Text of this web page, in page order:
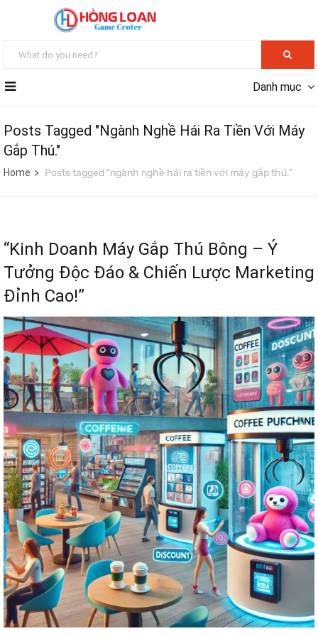
Danh mục
Posts Tagged "ngành Nghề Hái Ra Tiền Với Máy
Gắp Thú."
Home Posts tagged "ngành nghề hái ra tiền với máy gắp thú."
“Kinh Doanh Máy Gắp Thú Bông – Ý
Tưởng Độc Đáo & Chiến Lược Marketing
Đỉnh Cao!”